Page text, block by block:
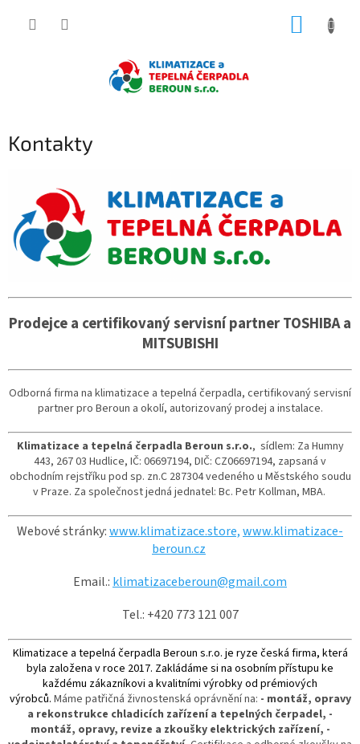
Kontakty
Prodejce a certifikovaný servisní partner TOSHIBA a
MITSUBISHI
Odborná firma na klimatizace a tepelná čerpadla, certifikovaný servisní
partner pro Beroun a okolí, autorizovaný prodej a instalace.
Klimatizace a tepelná čerpadla Beroun s.r.o., sídlem: Za Humny
443, 267 03 Hudlice, IČ: 06697194, DIČ: CZ06697194, zapsaná v
obchodním rejstříku pod sp. zn.C 287304 vedeného u Městského soudu
v Praze. Za společnost jedná jednatel: Bc. Petr Kollman, MBA.
Webové stránky:www.klimatizace.store,www.klimatizace-
beroun.cz
Email.: klimatizaceberoun@gmail.com
Tel.: +420 773 121 007
Klimatizace a tepelná čerpadla Beroun s.r.o. je ryze česká firma, která
byla založena v roce 2017. Zakládáme si na osobním přístupu ke
každému zákazníkovi a kvalitními výrobky od prémiových
výrobců. Máme patřičná živnostenská oprávnění na: - montáž, opravy
a rekonstrukce chladicích zařízení a tepelných čerpadel, -
montáž, opravy, revize a zkoušky elektrických zařízení, -